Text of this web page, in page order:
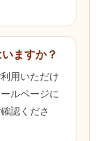
ますか？
用いただけ
ルページに
認くださ